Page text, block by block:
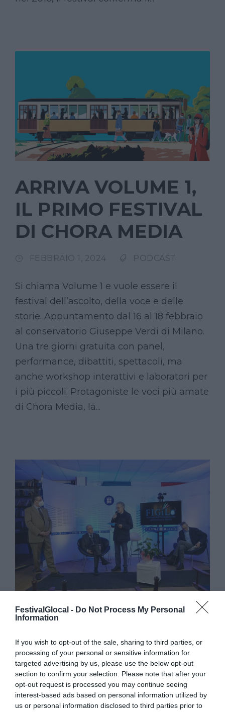
FestivalGlocal - Do Not Process My Personal
Information
If you wish to opt-out of the sale, sharing to third parties, or
processing of your personal or sensitive information for
targeted advertising by us, please use the below opt-out
section to confirm your selection. Please note that after your
opt-out request is processed you may continue seeing
interest-based ads based on personal information utilized by
us or personal information disclosed to third parties prior to
ARRIVA VOLUME 1,
IL PRIMO FESTIVAL
DI CHORA MEDIA
FEBBRAIO 1, 2024 PODCAST
Si chiama Volume 1 e vuole essere il
festival dell’ascolto, della voce e delle
storie. Appuntamento dal 16 al 18 febbraio
al conservatorio Giuseppe Verdi di Milano.
Una tre giorni gratuita con panel,
performance, dibattiti, spettacoli, ma
anche workshop interattivi e laboratori per
i più piccoli. Protagoniste le voci più amate
di Chora Media, la...
ANCHE
VARESENEWS AL
FIGILO FESTIVAL
PER PARLARE DI